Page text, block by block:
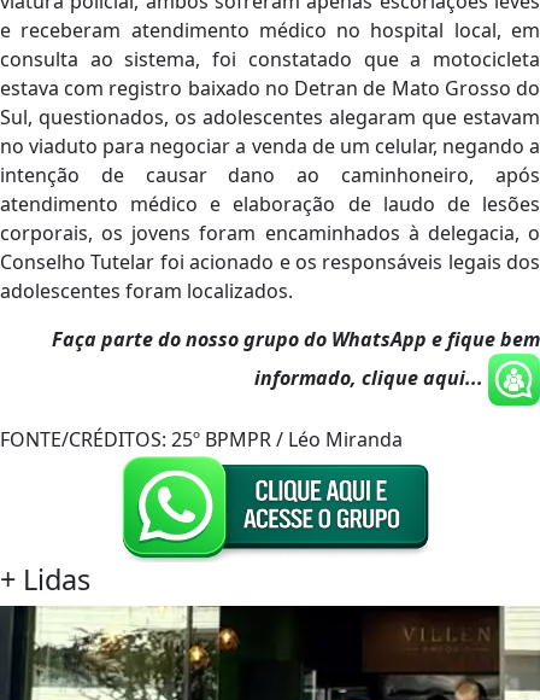
e receberam atendimento médico no hospital local, em
consulta ao sistema, foi constatado que a motocicleta
estava com registro baixado no Detran de Mato Grosso do
Sul, questionados, os adolescentes alegaram que estavam
no viaduto para negociar a venda de um celular, negando a
intenção de causar dano ao caminhoneiro, após
atendimento médico e elaboração de laudo de lesões
corporais, os jovens foram encaminhados à delegacia, o
Conselho Tutelar foi acionado e os responsáveis legais dos
adolescentes foram localizados.
Faça parte do nosso grupo do WhatsApp e fique bem
informado, clique aqui...
FONTE/CRÉDITOS: 25º BPMPR / Léo Miranda
+ Lidas